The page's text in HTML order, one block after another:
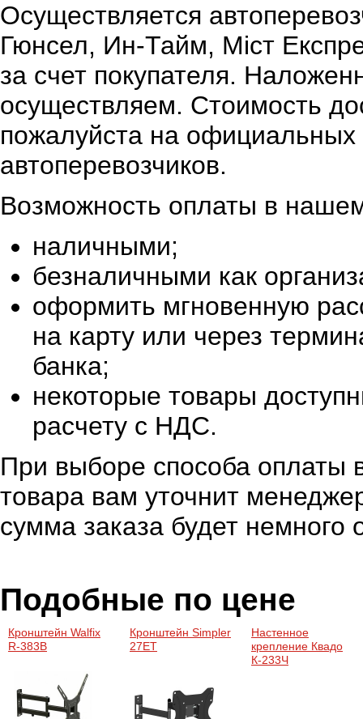
Осуществляется
Гюнсел, Ин-Тайм, Міст
за счет покупателя.
осуществляем. Стоимость
пожалуйста на официальных
автоперевозчиков.
Возможность оплаты в
наличными;
безналичными как
оформить мгновенную
на карту или через
банка;
некоторые товары
расчету с НДС.
При выборе способа оплаты
товара вам уточнит
сумма заказа будет немного
Подобные по цене
Кронштейн Walfix
R-383B
Кронштейн Simpler
27ET
Настенное
крепление Квадо
К-233Ч